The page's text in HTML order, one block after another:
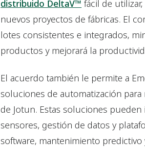
distribuido DeltaV™ fácil de
nuevos proyectos de fábricas. El
lotes consistentes e integrados,
productos y mejorará la
El acuerdo también le permite a
soluciones de automatización
de Jotun. Estas soluciones
sensores, gestión de datos y
software, mantenimiento